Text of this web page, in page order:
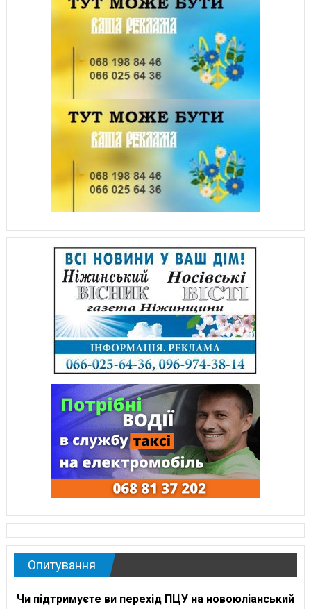
Опитування
Чи підтримуєте ви перехід ПЦУ на новоюліанський